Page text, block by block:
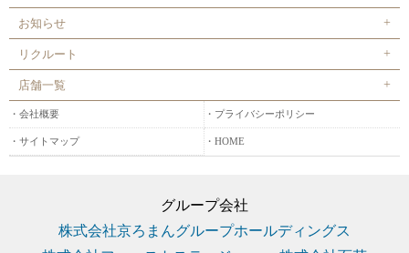
お知らせ
リクルート
店舗一覧
会社概要 プライバシーポリシー
サイトマップ HOME
グループ会社
株式会社京ろまんグループホールディングス